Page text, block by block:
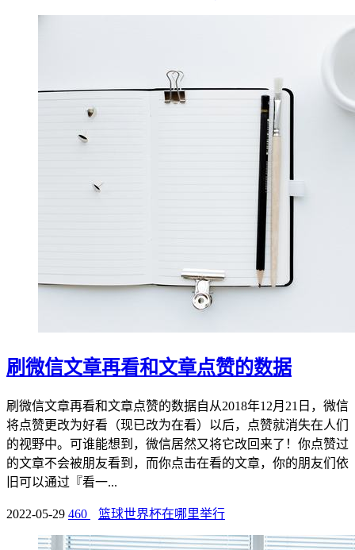
刷微信文章再看和文章点赞的数据
刷微信文章再看和文章点赞的数据自从2018年12月21日，微信
将点赞更改为好看（现已改为在看）以后，点赞就消失在人们
的视野中。可谁能想到，微信居然又将它改回来了！你点赞过
的文章不会被朋友看到，而你点击在看的文章，你的朋友们依
旧可以通过『看一...
2022-05-29 460 篮球世界杯在哪里举行